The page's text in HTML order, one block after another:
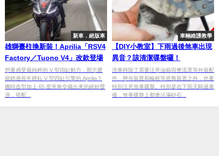
新車．絕版車
雄獅臺柱換新裝！Aprilia「RSV4
Factory／Tuono V4」改款登場
想要感受最純粹的 V 型四缸動力，那怎麼
能錯過長年耕耘 V 型四缸引擎的 Aprilia？
獨特造型加上 65 度夾角交織出來的絕妙聲
浪，搭配...
車輛維護教學
【DIY小教室】下雨過後煞車出現
異音？該清潔碟盤囉！
洗車時除了需要注意油箱與整流罩等外裝配
件、懸吊裝置和輪框等底盤裝置之外，也要
特別注意煞車碟盤。特別是在下雨天騎過車
後，煞車碟盤上都會沾滿砂石...